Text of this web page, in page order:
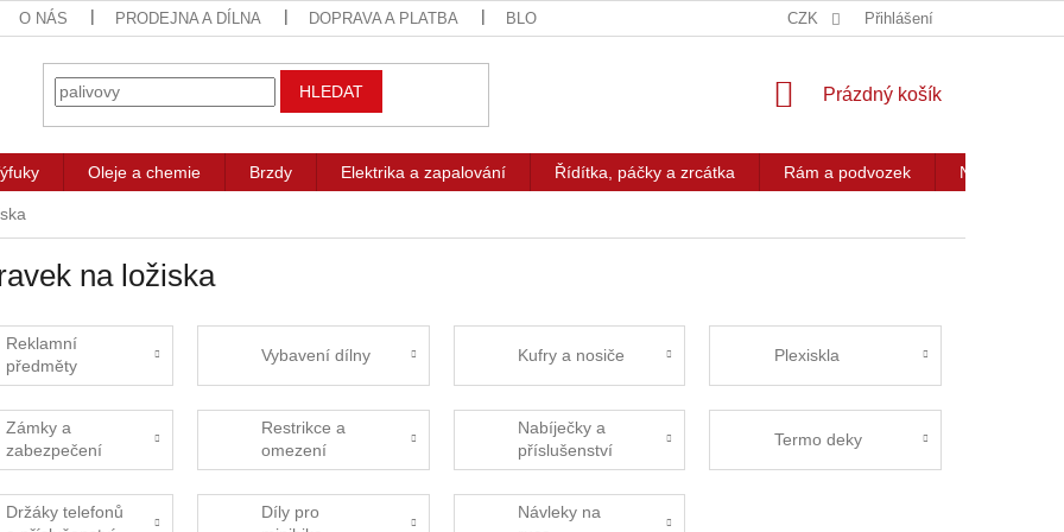
O NÁS PRODEJNA A DÍLNA DOPRAVA A PLATBA BLOG CZK Přihlášení
HLEDAT
NÁKUPNÍ
Prázdný košík
Oleje a chemie Brzdy Elektrika a zapalování Řídítka, páčky a zrcátka Rám a podvozek Nářadí a
na ložiska
Reklamní
předměty
Vybavení dílny Kufry a nosiče Plexiskla
Zámky a
zabezpečení
Restrikce a
omezení
Nabíječky a
příslušenství
Termo deky
Držáky telefonů
Díly pro
Návleky na